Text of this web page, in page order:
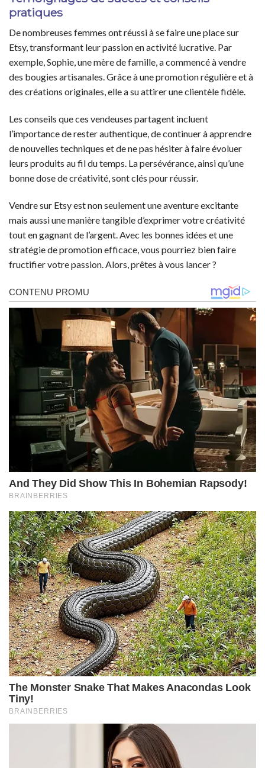
pratiques
De nombreuses femmes ont réussi à se faire une place sur
Etsy, transformant leur passion en activité lucrative. Par
exemple, Sophie, une mère de famille, a commencé à vendre
des bougies artisanales. Grâce à une promotion régulière et à
des créations originales, elle a su attirer une clientèle fidèle.
Les conseils que ces vendeuses partagent incluent
l’importance de rester authentique, de continuer à apprendre
de nouvelles techniques et de ne pas hésiter à faire évoluer
leurs produits au fil du temps. La persévérance, ainsi qu’une
bonne dose de créativité, sont clés pour réussir.
Vendre sur Etsy est non seulement une aventure excitante
mais aussi une manière tangible d’exprimer votre créativité
tout en gagnant de l’argent. Avec les bonnes idées et une
stratégie de promotion efficace, vous pourriez bien faire
fructifier votre passion. Alors, prêtes à vous lancer ?